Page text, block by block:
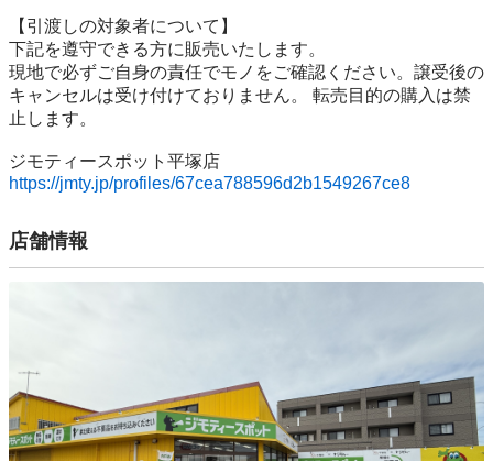
【引渡しの対象者について】
下記を遵守できる⽅に販売いたします。
現地で必ずご⾃⾝の責任でモノをご確認ください。譲受後の
キャンセルは受け付けておりません。 転売⽬的の購⼊は禁
⽌します。
https://jmty.jp/profiles/67cea788596d2b1549267ce8
店舗情報